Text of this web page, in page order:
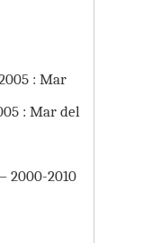
: Mar
: Mar del
2000-2010